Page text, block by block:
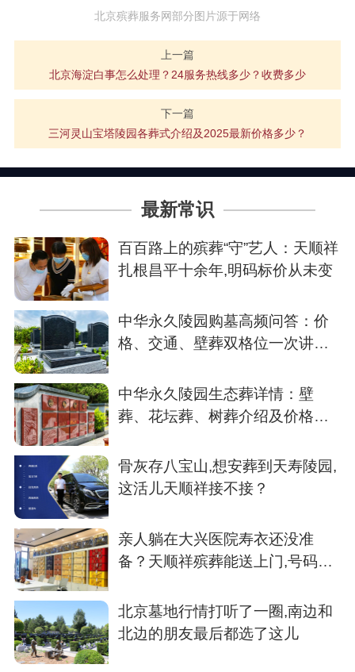
北京殡葬服务网部分图片源于网络
上一篇
北京海淀白事怎么处理？24服务热线多少？收费多少
下一篇
三河灵山宝塔陵园各葬式介绍及2025最新价格多少？
最新常识
百百路上的殡葬“守”艺人：天顺祥
扎根昌平十余年,明码标价从未变
中华永久陵园购墓高频问答：价
格、交通、壁葬双格位一次讲清
中华永久陵园生态葬详情：壁
葬、花坛葬、树葬介绍及价格参
骨灰存八宝山,想安葬到天寿陵园,
这活儿天顺祥接不接？
亲人躺在大兴医院寿衣还没准
备？天顺祥殡葬能送上门,号码我
北京墓地行情打听了一圈,南边和
北边的朋友最后都选了这儿